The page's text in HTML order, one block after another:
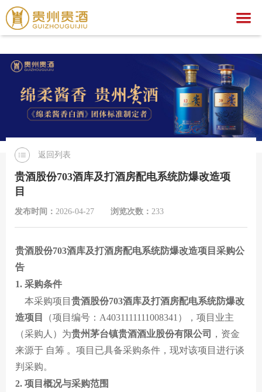
万搏官网
关于我们
集团简介
企业荣誉
贵酒匠心
万搏官网
公示公告
贵酒美文
产品中心
贵酒樽系列
贵酒(金/红)系列
贵酒贵阳大曲系列
贵酒黔春酒系列
文创产品
星贵系列
党团建设
厂区旅游
招标公告
中标公告
招聘中心
人才理念
校园招聘
返回列表
贵酒股份703酒库及打酒房配电系统防爆改造项
目
发布时间： 2026-04-27 浏览次数： 233
贵酒股份703酒库及打酒房配电系统防爆改造项目采购公
告
1. 采购条件
本采购项目 贵酒股份703酒库及打酒房配电系统防爆改
造项目
（项目编号：A4031111111008341），项目业主
（采购人）为贵州茅台镇贵酒酒业股份有限公司
，资金
来源于 自筹 。项目已具备采购条件，现对该项目进行谈
判采购。
2. 项目概况与采购范围